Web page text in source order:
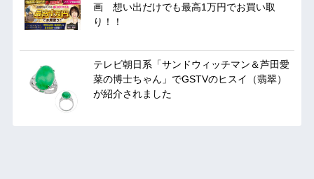
画 想い出だけでも最高1万円でお買い取
り！！
テレビ朝日系「サンドウィッチマン＆芦田愛
菜の博士ちゃん」でGSTVのヒスイ（翡翠）
が紹介されました